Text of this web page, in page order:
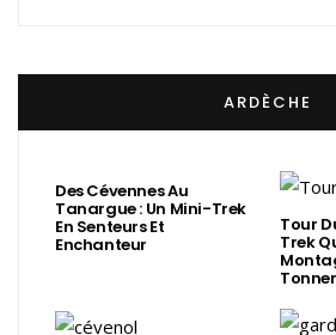
ARDÈCHE
Des Cévennes Au
Tanargue : Un Mini-Trek
En Senteurs Et
Enchanteur
Tour
Trek